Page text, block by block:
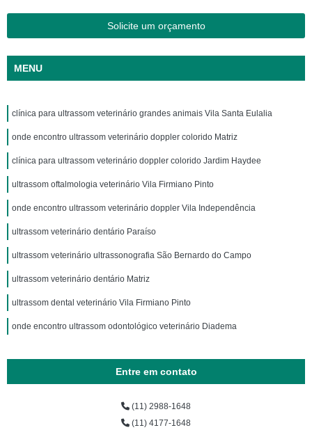
Solicite um orçamento
MENU
clínica para ultrassom veterinário grandes animais Vila Santa Eulalia
onde encontro ultrassom veterinário doppler colorido Matriz
clínica para ultrassom veterinário doppler colorido Jardim Haydee
ultrassom oftalmologia veterinário Vila Firmiano Pinto
onde encontro ultrassom veterinário doppler Vila Independência
ultrassom veterinário dentário Paraíso
ultrassom veterinário ultrassonografia São Bernardo do Campo
ultrassom veterinário dentário Matriz
ultrassom dental veterinário Vila Firmiano Pinto
onde encontro ultrassom odontológico veterinário Diadema
Entre em contato
(11) 2988-1648
(11) 4177-1648